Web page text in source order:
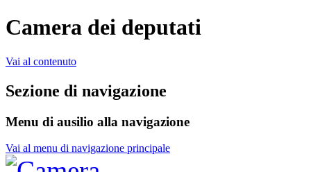
Camera dei deputati
Vai al contenuto
Sezione di navigazione
Menu di ausilio alla navigazione
Vai al menu di navigazione principale